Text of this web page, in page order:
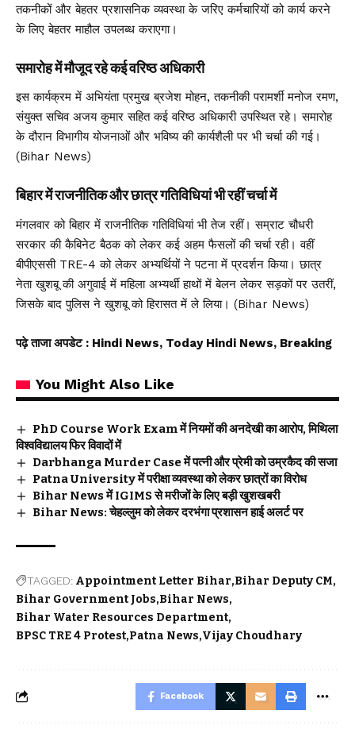
तकनीकों और बेहतर प्रशासनिक व्यवस्था के जरिए कर्मचारियों को कार्य करने
के लिए बेहतर माहौल उपलब्ध कराएगा।
समारोह में मौजूद रहे कई वरिष्ठ अधिकारी
इस कार्यक्रम में अभियंता प्रमुख ब्रजेश मोहन, तकनीकी परामर्शी मनोज रमण,
संयुक्त सचिव अजय कुमार सहित कई वरिष्ठ अधिकारी उपस्थित रहे। समारोह
के दौरान विभागीय योजनाओं और भविष्य की कार्यशैली पर भी चर्चा की गई।
(Bihar News)
बिहार में राजनीतिक और छात्र गतिविधियां भी रहीं चर्चा में
मंगलवार को बिहार में राजनीतिक गतिविधियां भी तेज रहीं। सम्राट चौधरी
सरकार की कैबिनेट बैठक को लेकर कई अहम फैसलों की चर्चा रही। वहीं
बीपीएससी TRE-4 को लेकर अभ्यर्थियों ने पटना में प्रदर्शन किया। छात्र
नेता खुशबू की अगुवाई में महिला अभ्यर्थी हाथों में बेलन लेकर सड़कों पर उतरीं,
जिसके बाद पुलिस ने खुशबू को हिरासत में ले लिया। (Bihar News)
पढ़े ताजा अपडेट : Hindi News, Today Hindi News, Breaking
You Might Also Like
PhD Course Work Exam में नियमों की अनदेखी का आरोप, मिथिला
विश्वविद्यालय फिर विवादों में
Darbhanga Murder Case में पत्नी और प्रेमी को उम्रकैद की सजा
Patna University में परीक्षा व्यवस्था को लेकर छात्रों का विरोध
Bihar News में IGIMS से मरीजों के लिए बड़ी खुशखबरी
Bihar News: चेहल्लुम को लेकर दरभंगा प्रशासन हाई अलर्ट पर
TAGGED: Appointment Letter Bihar Bihar Deputy CM
Bihar Government Jobs Bihar News
Bihar Water Resources Department
BPSC TRE 4 Protest Patna News Vijay Choudhary
Facebook